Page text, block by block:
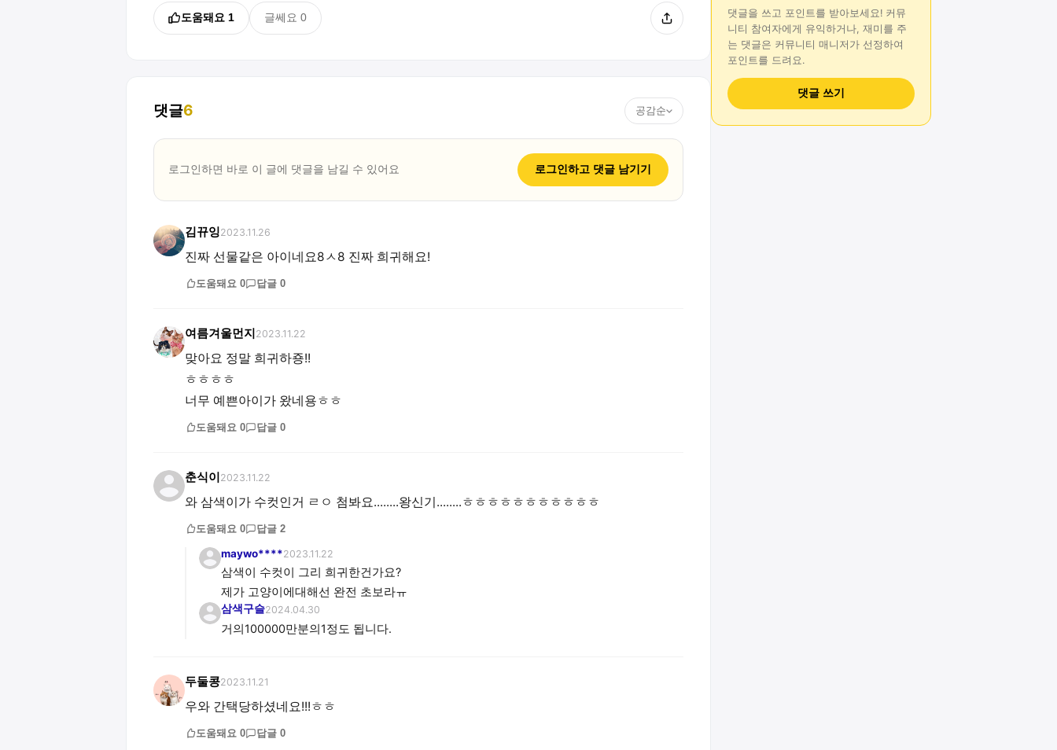
도움돼요 1 글쎄요 0
댓글6 공감순
로그인하면 바로 이 글에 댓글을 남길 수 있어요 로그인하고 댓글 남기기
김뀨잉2023.11.26
진짜 선물같은 아이네요8ㅅ8 진짜 희귀해요!
도움돼요 0 답글 0
여름겨울먼지 2023.11.22
맞아요 정말 희귀하죵!!
ㅎㅎㅎㅎ
너무 예쁜아이가 왔네용ㅎㅎ
도움돼요 0 답글 0
춘식이 2023.11.22
와 삼색이가 수컷인거 ㄹㅇ 첨봐요........왕신기........ㅎㅎㅎㅎㅎㅎㅎㅎㅎㅎㅎ
도움돼요 0 답글 2
maywo****2023.11.22
삼색이 수컷이 그리 희귀한건가요?
제가 고양이에대해선 완전 초보라ㅠ
삼색구슬2024.04.30
거의100000만분의1정도 됩니다.
두둘콩2023.11.21
우와 간택당하셨네요!!!ㅎㅎ
도움돼요 0 답글 0
댓글을 쓰고 포인트를 받아보세요! 커뮤
니티 참여자에게 유익하거나, 재미를 주
는 댓글은 커뮤니티 매니저가 선정하여
포인트를 드려요.
댓글 쓰기